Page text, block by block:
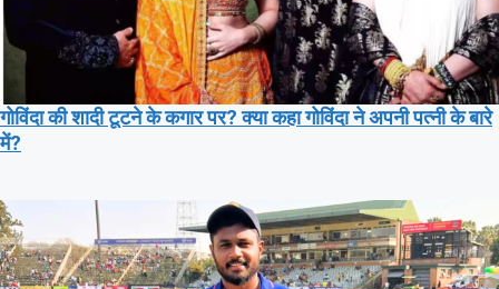
गोविंदा की शादी टूटने के कगार पर? क्या कहा गोविंदा ने अपनी पत्नी के बारे
में?